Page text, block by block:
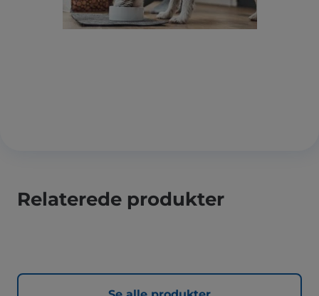
Relaterede produkter